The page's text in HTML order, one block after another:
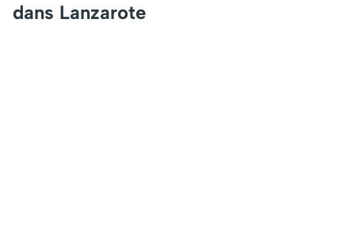
dans Lanzarote